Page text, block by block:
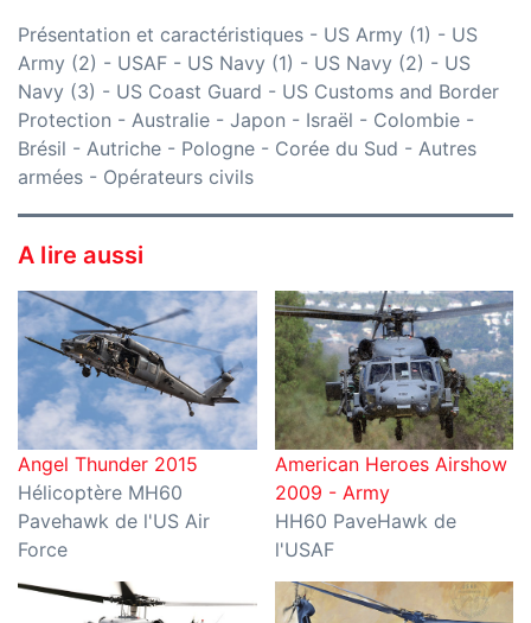
Présentation et caractéristiques - US Army (1) - US
Army (2) - USAF - US Navy (1) - US Navy (2) - US
Navy (3) - US Coast Guard - US Customs and Border
Protection - Australie - Japon - Israël - Colombie -
Brésil - Autriche - Pologne - Corée du Sud - Autres
armées - Opérateurs civils
A lire aussi
Angel Thunder 2015
Hélicoptère MH60
Pavehawk de l'US Air
Force
American Heroes Airshow
2009 - Army
HH60 PaveHawk de
l'USAF